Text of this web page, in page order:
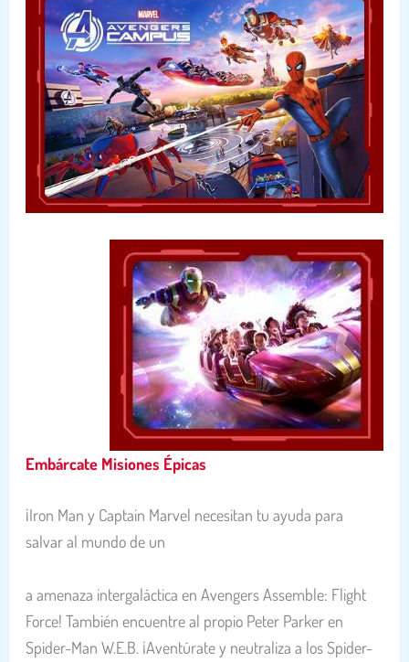
Embárcate Misiones Épicas
¡Iron Man y Captain Marvel necesitan tu ayuda para
salvar al mundo de un
a amenaza intergaláctica en Avengers Assemble: Flight
Force! También encuentre al propio Peter Parker en
Spider-Man W.E.B. ¡Aventúrate y neutraliza a los Spider-